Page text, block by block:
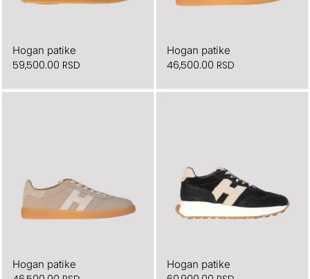
Hogan patike
59,500.00 RSD
Hogan patike
46,500.00 RSD
Hogan patike Hogan patike